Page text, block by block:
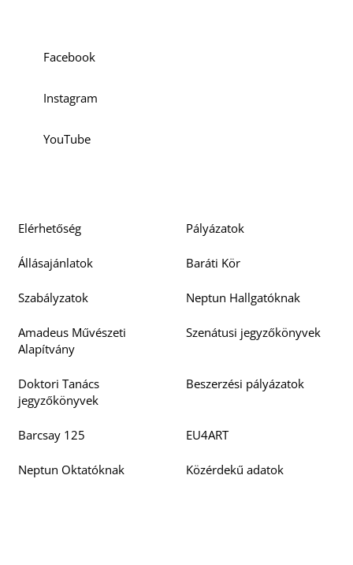
Facebook
Instagram
YouTube
Elérhetőség Pályázatok
Állásajánlatok Baráti Kör
Szabályzatok Neptun Hallgatóknak
Amadeus Művészeti
Alapítvány
Szenátusi jegyzőkönyvek
Doktori Tanács
jegyzőkönyvek
Beszerzési pályázatok
Barcsay 125 EU4ART
Neptun Oktatóknak Közérdekű adatok